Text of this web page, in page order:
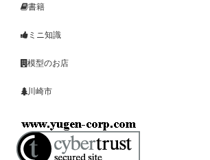
書籍
ミニ知識
模型のお店
川崎市